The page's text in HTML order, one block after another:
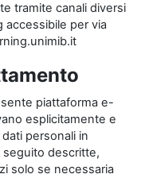
tramite canali diversi
accessibile per via
piattaforma e-
esplicitamente e
personali in
seguito descritte,
solo se necessaria